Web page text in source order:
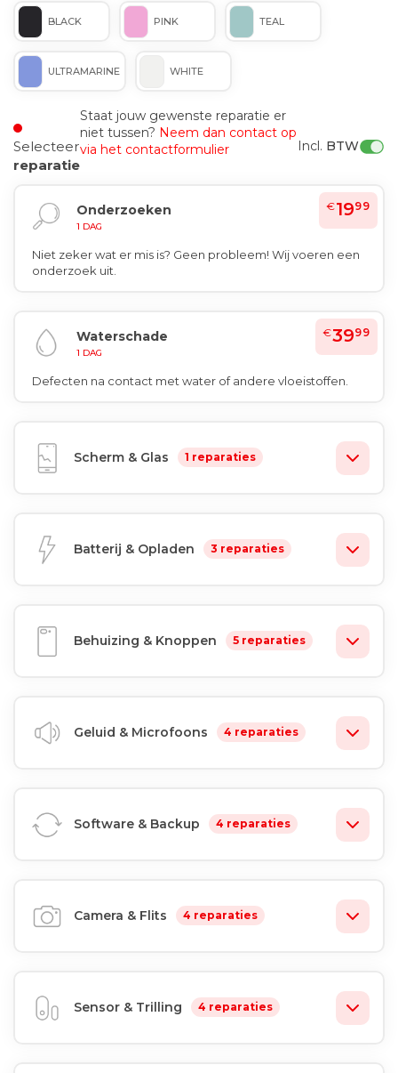
BLACK PINK TEAL
ULTRAMARINE WHITE
Selecteer
reparatie
Staat jouw gewenste reparatie er
niet tussen? Neem dan contact op
via het contactformulier
Incl. BTW
Onderzoeken
1 DAG
€1999
Niet zeker wat er mis is? Geen probleem! Wij voeren een
onderzoek uit.
Waterschade
1 DAG
€3999
Defecten na contact met water of andere vloeistoffen.
Scherm & Glas 1 reparaties
Batterij & Opladen 3 reparaties
Behuizing & Knoppen 5 reparaties
Geluid & Microfoons 4 reparaties
Software & Backup 4 reparaties
Camera & Flits 4 reparaties
Sensor & Trilling 4 reparaties